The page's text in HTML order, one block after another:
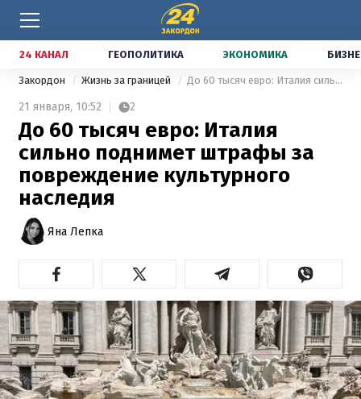
24 КАНАЛ ГЕОПОЛИТИКА ЭКОНОМИКА
Закордон Жизнь за границей До 60 тысяч евро: Италия сильно поднимет штрафы за повреждение культурного наследия
21 января, 10:52 2
До 60 тысяч евро: Италия
сильно поднимет штрафы за
повреждение культурного
наследия
Яна Лепка